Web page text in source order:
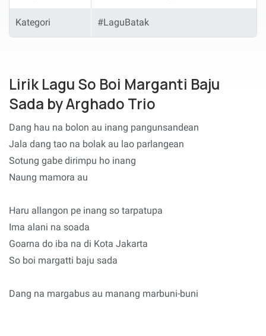
Kategori #LaguBatak
Lirik Lagu So Boi Marganti Baju
Sada by Arghado Trio
Dang hau na bolon au inang pangunsandean
Jala dang tao na bolak au lao parlangean
Sotung gabe dirimpu ho inang
Naung mamora au
Haru allangon pe inang so tarpatupa
Ima alani na soada
Goarna do iba na di Kota Jakarta
So boi margatti baju sada
Dang na margabus au manang marbuni-buni